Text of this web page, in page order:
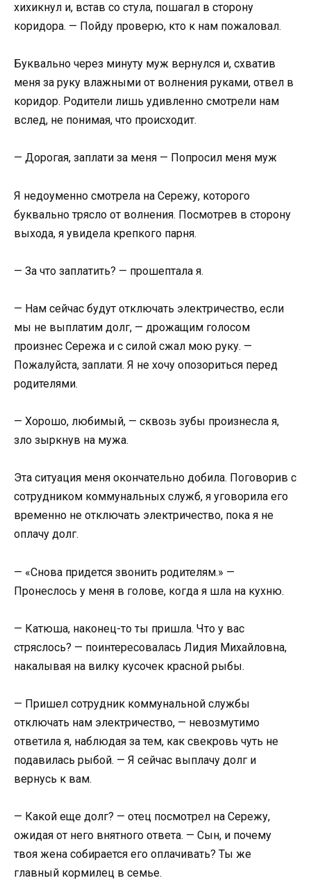
хихикнул и, встав со стула, пошагал в сторону
коридора. — Пойду проверю, кто к нам пожаловал.
Буквально через минуту муж вернулся и, схватив
меня за руку влажными от волнения руками, отвел в
коридор. Родители лишь удивленно смотрели нам
вслед, не понимая, что происходит.
— Дорогая, заплати за меня — Попросил меня муж
Я недоуменно смотрела на Сережу, которого
буквально трясло от волнения. Посмотрев в сторону
выхода, я увидела крепкого парня.
— За что заплатить? — прошептала я.
— Нам сейчас будут отключать электричество, если
мы не выплатим долг, — дрожащим голосом
произнес Сережа и с силой сжал мою руку. —
Пожалуйста, заплати. Я не хочу опозориться перед
родителями.
— Хорошо, любимый, — сквозь зубы произнесла я,
зло зыркнув на мужа.
Эта ситуация меня окончательно добила. Поговорив с
сотрудником коммунальных служб, я уговорила его
временно не отключать электричество, пока я не
оплачу долг.
— «Снова придется звонить родителям.» —
Пронеслось у меня в голове, когда я шла на кухню.
— Катюша, наконец-то ты пришла. Что у вас
стряслось? — поинтересовалась Лидия Михайловна,
накалывая на вилку кусочек красной рыбы.
— Пришел сотрудник коммунальной службы
отключать нам электричество, — невозмутимо
ответила я, наблюдая за тем, как свекровь чуть не
подавилась рыбой. — Я сейчас выплачу долг и
вернусь к вам.
— Какой еще долг? — отец посмотрел на Сережу,
ожидая от него внятного ответа. — Сын, и почему
твоя жена собирается его оплачивать? Ты же
главный кормилец в семье.